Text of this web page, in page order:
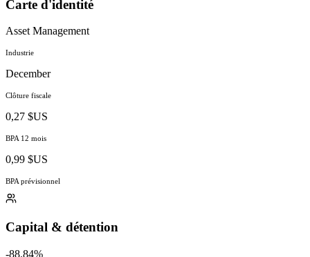
Carte d'identité
Asset Management
Industrie
December
Clôture fiscale
0,27 $US
BPA 12 mois
0,99 $US
BPA prévisionnel
Capital & détention
-88.84%